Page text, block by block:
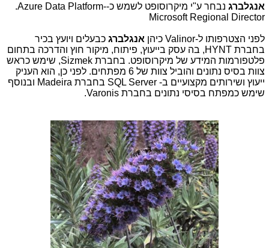
אנגלברג נבחר ע"י מיקרוסופט לשמש כ-.Azure Data Platform-
Microsoft Regional Director
לפני הצטרפותו ל-Valinor כיהן אנגלברג כבעלים ויועץ בכיר
בחברת HYNT, בה עסק בייעוץ, פיתוח, מיקור חוץ והדרכה בתחום
פלטפורמות המידע של מיקרוסופט. בחברת Sizmek, שימש כראש
צוות בסיס נתונים והוביל צוות של 6 מפתחים. לפני כן, הוא העניק
ייעוץ ושירותים מקצועיים ב- SQL Server בחברת Madeira ובנוסף
שימש כמפתח בסיסי נתונים בחברת Varonis
.